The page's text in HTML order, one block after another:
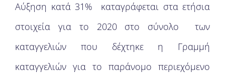
Αύξηση κατά 31% καταγράφεται στα ετήσια
στοιχεία για το 2020 στο σύνολο των
καταγγελιών που δέχτηκε η Γραμμή
καταγγελιών για το παράνομο περιεχόμενο